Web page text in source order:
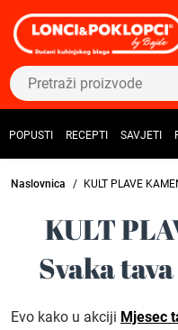
POPUSTI RECEPTI SAVJETI
Naslovnica KULT PLAVE
KULT
Svaka
Evo kako u akciji Mjesec